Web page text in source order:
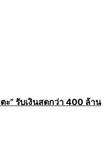
ะ” รับเงินสดกว่า 400 ล้าน